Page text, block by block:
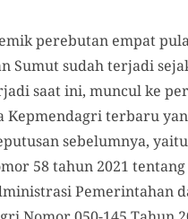
perebutan empat
Sumut sudah terjadi
saat ini, muncul ke
Kepmendagri terbaru
sebelumnya, yaitu
58 tahun 2021 tentang
Pemerintahan